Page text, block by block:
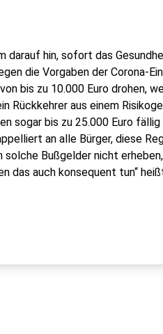
darauf hin, sofort das
die Vorgaben der Corona-
bis zu 10.000 Euro drohen,
Rückkehrer aus einem
sogar bis zu 25.000 Euro fällig
an alle Bürger, diese
solche Bußgelder nicht
das auch konsequent tun“